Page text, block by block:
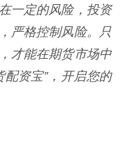
一定的风险，投资
严格控制风险。只
才能在期货市场中
资宝”，开启您的